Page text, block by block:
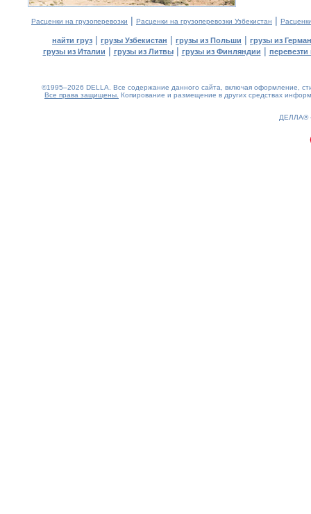
Расценки на грузоперевозки | Расценки на грузоперевозки Узбекистан |
найти груз | грузы Узбекистан | грузы из Польши | грузы из
грузы из Италии | грузы из Литвы| грузы из Финляндии | перевезти
©1995–2026 DELLA. Все содержание данного сайта, включая оформление,
Все права защищены. Копирование и размещение в других средствах